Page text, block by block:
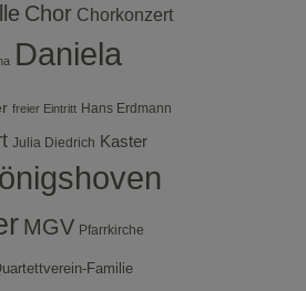
Chor Chorkonzert
Daniela
freier Eintritt Hans Erdmann
Julia Diedrich Kaster
MGV Pfarrkirche
Familie